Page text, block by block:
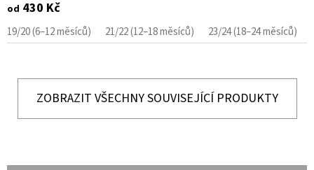
od 430 Kč
19/20 (6–12 měsíců) 21/22 (12–18 měsíců) 23/24 (18–24 měsíců)
ZOBRAZIT VŠECHNY SOUVISEJÍCÍ PRODUKTY